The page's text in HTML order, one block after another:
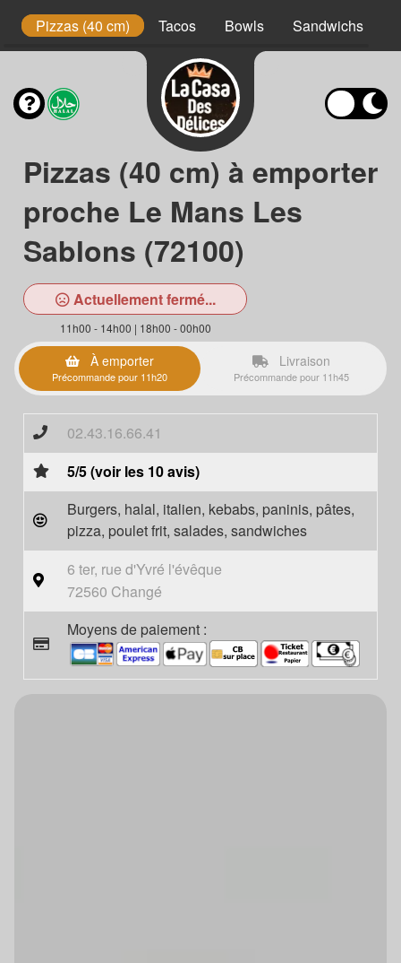
Pizzas (40 cm) Tacos Bowls Sandwichs
Pizzas (40 cm) à emporter
proche Le Mans Les
Sablons (72100)
Actuellement fermé...
11h00 - 14h00 | 18h00 - 00h00
À emporter
Précommande pour 11h20
Livraison
Précommande pour 11h45
02.43.16.66.41
5/5 (voir les 10 avis)
Burgers, halal, italien, kebabs, paninis, pâtes,
pizza, poulet frit, salades, sandwiches
6 ter, rue d'Yvré l'évêque
72560 Changé
Moyens de paiement :